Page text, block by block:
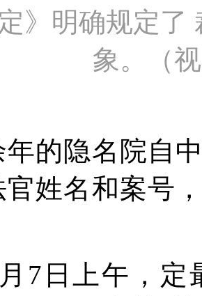
》明确规定了
象。（
的隐名院自
姓名和案号
7日上午，